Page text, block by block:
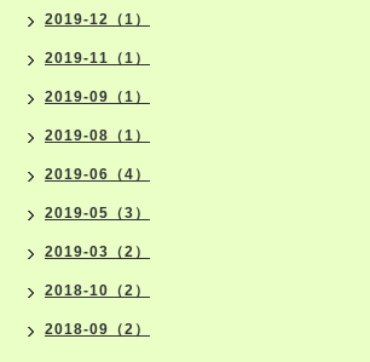
2019-12（1）
2019-11（1）
2019-09（1）
2019-08（1）
2019-06（4）
2019-05（3）
2019-03（2）
2018-10（2）
2018-09（2）